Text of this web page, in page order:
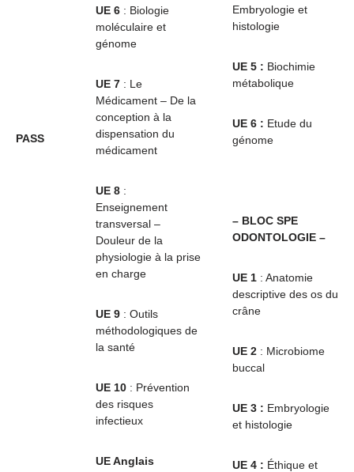
PASS
UE 6 : Biologie
moléculaire et
génome
UE 7 : Le
Médicament – De la
conception à la
dispensation du
médicament
UE 8 :
Enseignement
transversal –
Douleur de la
physiologie à la prise
en charge
UE 9 : Outils
méthodologiques de
la santé
UE 10 : Prévention
des risques
infectieux
UE Anglais
Embryologie et
histologie
UE 5 : Biochimie
métabolique
UE 6 : Etude du
génome
– BLOC SPE
ODONTOLOGIE –
UE 1 : Anatomie
descriptive des os du
crâne
UE 2 : Microbiome
buccal
UE 3 : Embryologie
et histologie
UE 4 : Éthique et